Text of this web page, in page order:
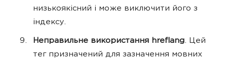
низькоякісний і може виключити його з
індексу.
Неправильне використання hreflang. Цей
тег призначений для зазначення мовних